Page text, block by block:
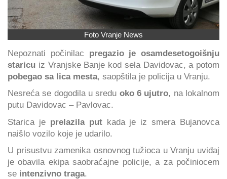
Foto Vranje News
Nepoznati počinilac pregazio je osamdesetogoišnju
staricu iz Vranjske Banje kod sela Davidovac, a potom
pobegao sa lica mesta, saopštila je policija u Vranju.
Nesreća se dogodila u sredu oko 6 ujutro, na lokalnom
putu Davidovac – Pavlovac.
Starica je prelazila put kada je iz smera Bujanovca
naišlo vozilo koje je udarilo.
U prisustvu zamenika osnovnog tužioca u Vranju uviđaj
je obavila ekipa saobraćajne policije, a za počiniocem
se intenzivno traga.